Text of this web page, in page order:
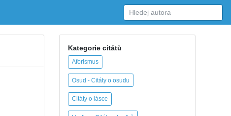
Kategorie citátů
Aforismus
Osud - Citáty o osudu
Citáty o lásce